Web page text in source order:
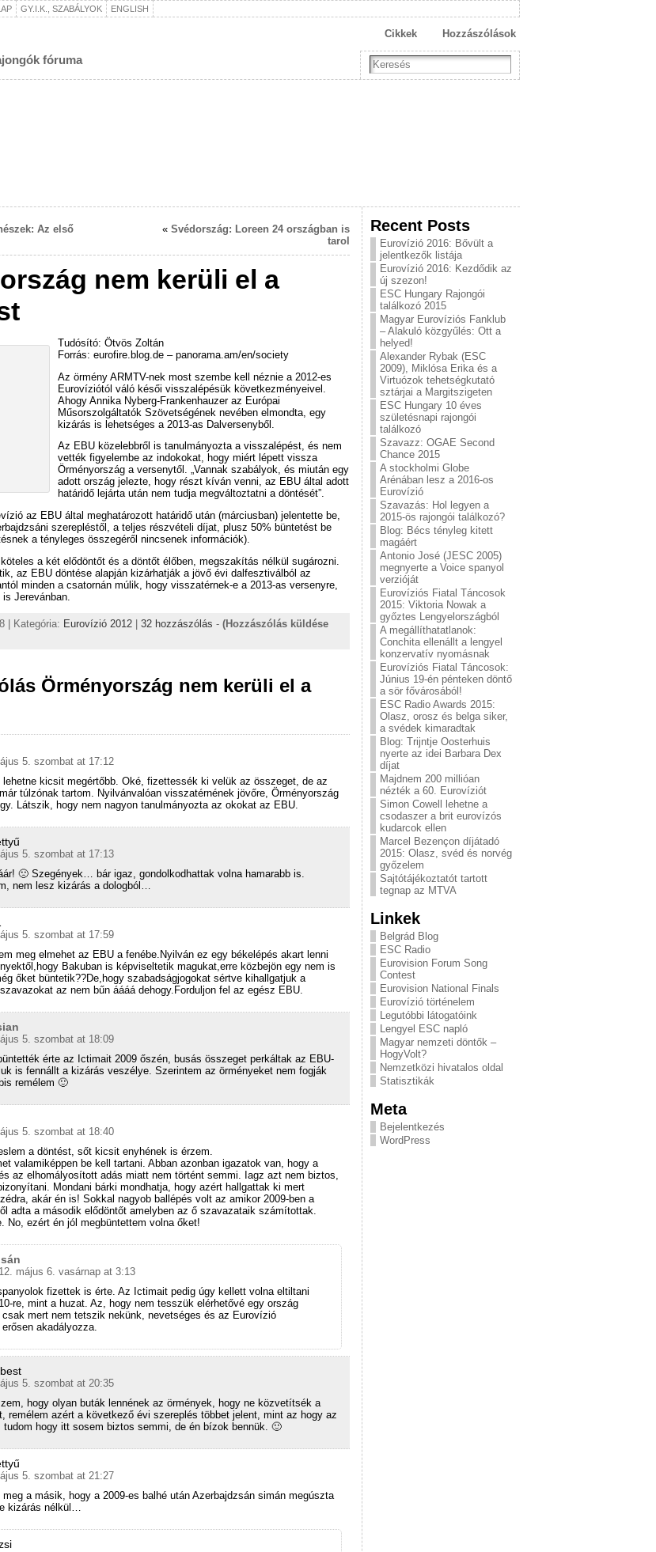
GY.I.K., SZABÁLYOK ENGLISH
fóruma
Hozzászólások
Cikkek
Az első
« Svédország: Loreen 24 országban is
tarol
nem kerüli el a
Tudósító: Ötvös Zoltán
Forrás: eurofire.blog.de – panorama.am/en/society
Az örmény ARMTV-nek most szembe kell néznie a 2012-es
Eurovíziótól váló késői visszalépésük következményeivel.
Ahogy Annika Nyberg-Frankenhauzer az Európai
Műsorszolgáltatók Szövetségének nevében elmondta, egy
kizárás is lehetséges a 2013-as Dalversenyből.
Az EBU közelebbről is tanulmányozta a visszalépést, és nem
vették figyelembe az indokokat, hogy miért lépett vissza
Örményország a versenytől. „Vannak szabályok, és miután egy
adott ország jelezte, hogy részt kíván venni, az EBU által adott
határidő lejárta után nem tudja megváltoztatni a döntését”.
az EBU által meghatározott határidő után (márciusban) jelentette be,
szerepléstől, a teljes részvételi díjat, plusz 50% büntetést be
a tényleges összegéről nincsenek információk).
a két elődöntőt és a döntőt élőben, megszakítás nélkül sugározni.
az EBU döntése alapján kizárhatják a jövő évi dalfesztiválból az
minden a csatornán múlik, hogy visszatérnek-e a 2013-as versenyre,
Jerevánban.
| Kategória: Eurovízió 2012 32 hozzászólás - (Hozzászólás küldése
Örményország nem kerüli el a
5. szombat at 17:12
lehetne kicsit megértőbb. Oké, fizettessék ki velük az összeget, de az
túlzónak tartom. Nyilvánvalóan visszatérnének jövőre, Örményország
Látszik, hogy nem nagyon tanulmányozta az okokat az EBU.
5. szombat at 17:13
🙁 Szegények… bár igaz, gondolkodhattak volna hamarabb is.
nem lesz kizárás a dologból…
5. szombat at 17:59
meg elmehet az EBU a fenébe.Nyilván ez egy békelépés akart lenni
Bakuban is képviseltetik magukat,erre közbejön egy nem is
őket büntetik??De,hogy szabadságjogokat sértve kihallgatjuk a
az nem bűn áááá dehogy.Forduljon fel az egész EBU.
5. szombat at 18:09
érte az Ictimait 2009 őszén, busás összeget perkáltak az EBU-
is fennállt a kizárás veszélye. Szerintem az örményeket nem fogják
remélem 🙂
5. szombat at 18:40
a döntést, sőt kicsit enyhének is érzem.
valamiképpen be kell tartani. Abban azonban igazatok van, hogy a
az elhomályosított adás miatt nem történt semmi. Iagz azt nem biztos,
Mondani bárki mondhatja, hogy azért hallgattak ki mert
akár én is! Sokkal nagyob ballépés volt az amikor 2009-ben a
adta a második elődöntőt amelyben az ő szavazataik számítottak.
No, ezért én jól megbüntettem volna őket!
május 6. vasárnap at 3:13
fizettek is érte. Az Ictimait pedig úgy kellett volna eltiltani
re, mint a huzat. Az, hogy nem tesszük elérhetővé egy ország
mert nem tetszik nekünk, nevetséges és az Eurovízió
akadályozza.
5. szombat at 20:35
hogy olyan buták lennének az örmények, hogy ne közvetítsék a
remélem azért a következő évi szereplés többet jelent, mint az hogy az
hogy itt sosem biztos semmi, de én bízok bennük. 🙂
5. szombat at 21:27
meg a másik, hogy a 2009-es balhé után Azerbajdzsán simán megúszta
kizárás nélkül…
Recent Posts
Eurovízió 2016: Bővült a
jelentkezők listája
Eurovízió 2016: Kezdődik az
új szezon!
ESC Hungary Rajongói
találkozó 2015
Magyar Eurovíziós Fanklub
– Alakuló közgyűlés: Ott a
helyed!
Alexander Rybak (ESC
2009), Miklósa Erika és a
Virtuózok tehetségkutató
sztárjai a Margitszigeten
ESC Hungary 10 éves
születésnapi rajongói
találkozó
Szavazz: OGAE Second
Chance 2015
A stockholmi Globe
Arénában lesz a 2016-os
Eurovízió
Szavazás: Hol legyen a
2015-ös rajongói találkozó?
Blog: Bécs tényleg kitett
magáért
Antonio José (JESC 2005)
megnyerte a Voice spanyol
verzióját
Eurovíziós Fiatal Táncosok
2015: Viktoria Nowak a
győztes Lengyelországból
A megállíthatatlanok:
Conchita ellenállt a lengyel
konzervatív nyomásnak
Eurovíziós Fiatal Táncosok:
Június 19-én pénteken döntő
a sör fővárosából!
ESC Radio Awards 2015:
Olasz, orosz és belga siker,
a svédek kimaradtak
Blog: Trijntje Oosterhuis
nyerte az idei Barbara Dex
díjat
Majdnem 200 millióan
nézték a 60. Eurovíziót
Simon Cowell lehetne a
csodaszer a brit eurovízós
kudarcok ellen
Marcel Bezençon díjátadó
2015: Olasz, svéd és norvég
győzelem
Sajtótájékoztatót tartott
tegnap az MTVA
Linkek
Belgrád Blog
ESC Radio
Eurovision Forum Song
Contest
Eurovision National Finals
Eurovízió történelem
Legutóbbi látogatóink
Lengyel ESC napló
Magyar nemzeti döntők –
HogyVolt?
Nemzetközi hivatalos oldal
Statisztikák
Meta
Bejelentkezés
WordPress